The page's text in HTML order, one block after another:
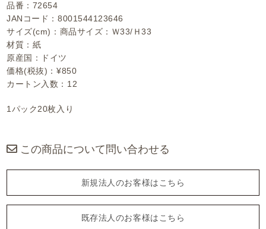
品番：72654
JANコード：8001544123646
サイズ(cm)：商品サイズ：Ｗ33/Ｈ33
材質：紙
原産国：ドイツ
価格(税抜)：¥850
カートン入数：12
1パック20枚入り
この商品について問い合わせる
新規法人のお客様はこちら
既存法人のお客様はこちら